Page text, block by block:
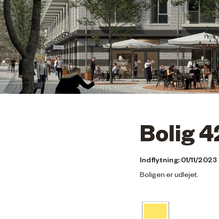
Bolig
Indflytning: 01/11/2023
Boligen er udlejet.